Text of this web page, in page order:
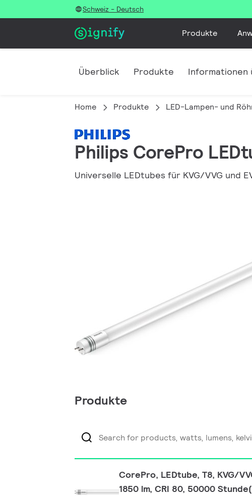
Schweiz - Deutsch
Produkte
Überblick Produkte Informationen
Home Produkte LED-Lampen- und
Philips CorePro
Universelle LEDtubes für KVG/VVG und
Produkte
CorePro, LEDtube, T8, KVG/
1850 lm, CRI 80, 50000